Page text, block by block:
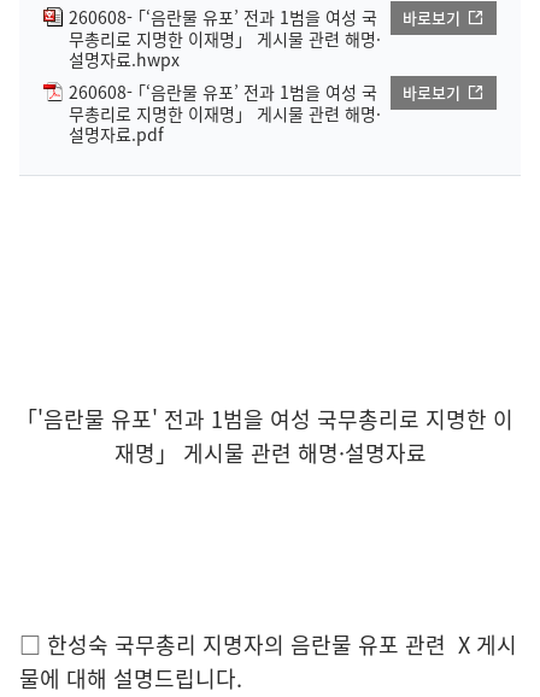
260608- ｢‘음란물 유포’ 전과 1범을 여성 국
무총리로 지명한 이재명」 게시물 관련 해명·
설명자료.hwpx
바로보기
260608- ｢‘음란물 유포’ 전과 1범을 여성 국
무총리로 지명한 이재명」 게시물 관련 해명·
설명자료.pdf
바로보기
｢'음란물 유포' 전과 1범을 여성 국무총리로 지명한 이
재명」 게시물 관련 해명·설명자료
□ 한성숙 국무총리 지명자의 음란물 유포 관련 X 게시
물에 대해 설명드립니다.